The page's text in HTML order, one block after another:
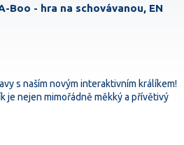
Boo - hra na schovávanou, EN
s naším novým interaktivním králíkem!
je nejen mimořádně měkký a přívětivý